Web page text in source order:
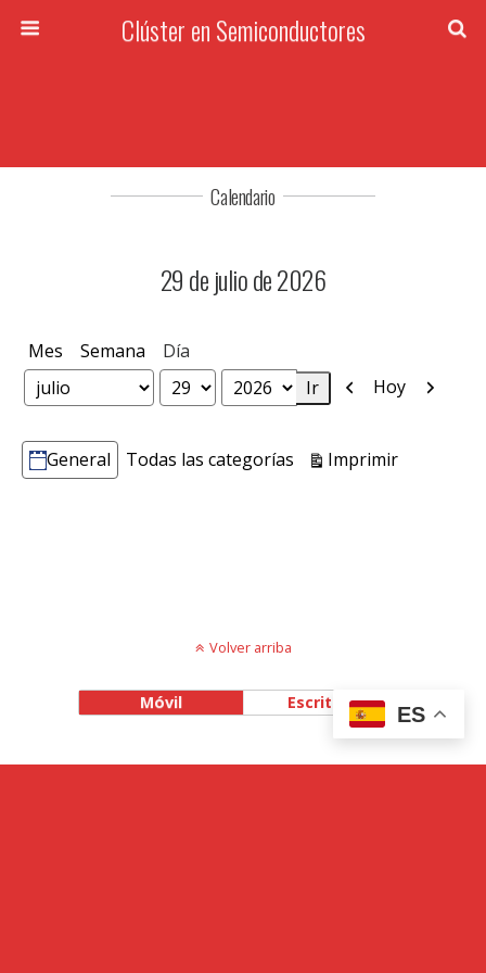
Clúster en Semiconductores
Calendario
29 de julio de 2026
Mes Semana Día
Mes
Día
Año
Anterior
Hoy
Categorías
General Todas las categorías ImprimirVistas
Volver arriba
Móvil Escritorio
ES